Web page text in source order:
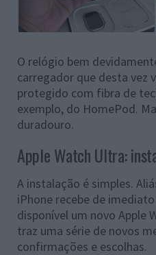
O relógio bem
carregador que desta vez
protegido com fibra de
exemplo, do HomePod.
duradouro.
Apple Watch Ultra:
A instalação é simples.
iPhone recebe de
disponível um novo Apple
traz uma série de novos
confirmações e escolhas.